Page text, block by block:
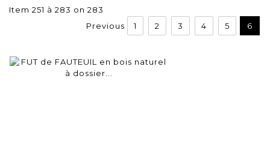
Item 251 à 283 on 283
Previous
1 2 3 4 5 6